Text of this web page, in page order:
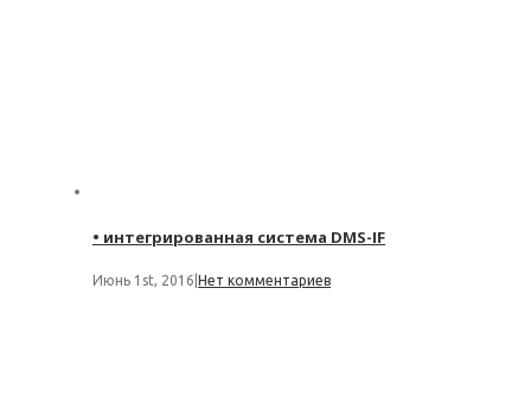
• интегрированная система DMS-IF
Июнь 1st, 2016 Нет комментариев